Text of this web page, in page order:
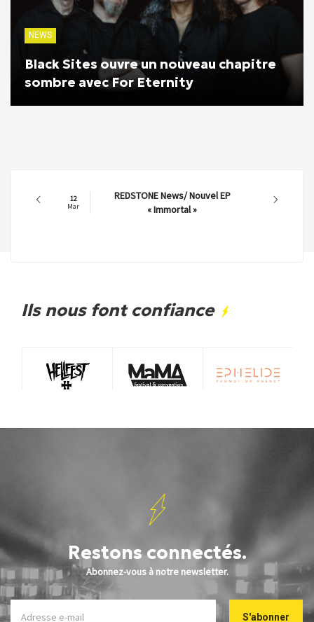
NEWS
Black Sites ouvre un nouveau chapitre
sombre avec For Eternity
12
Mar
REDSTONE News/ Nouvel EP
« Immortal »
Ils nous font confiance
Restons connectés.
Abonnez-vous à notre newsletter.